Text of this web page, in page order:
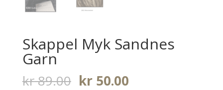
Skappel Myk Sandnes
Garn
kr89.00 Opprinnelig
kr50.00Nåværende